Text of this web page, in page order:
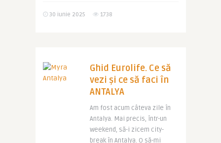
30 iunie 2025 1738
Ghid Eurolife. Ce să
vezi și ce să faci în
ANTALYA
Am fost acum câteva zile în
Antalya. Mai precis, într-un
weekend, să-i zicem city-
break în Antalya. O să-mi